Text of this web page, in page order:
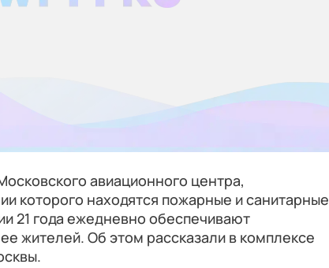
авиационного центра,
которого находятся пожарные и санитарные
21 года ежедневно обеспечивают
жителей. Об этом рассказали в комплексе